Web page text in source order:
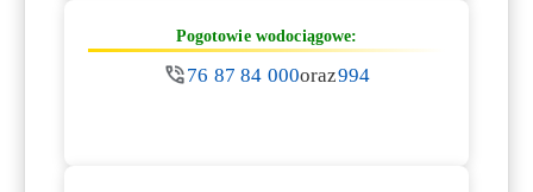
Pogotowie wodociągowe:
76 87 84 000oraz994